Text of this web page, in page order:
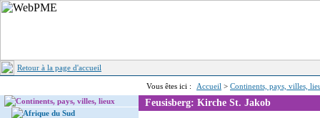
Retour à la page d'accueil
Vous êtes ici : Accueil > Continents, pays, villes,
Continents, pays, villes, lieux
Afrique du Sud
Feusisberg: Kirche St. Jakob